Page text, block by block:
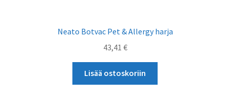
Neato Botvac Pet & Allergy harja
43,41 €
Lisää ostoskoriin